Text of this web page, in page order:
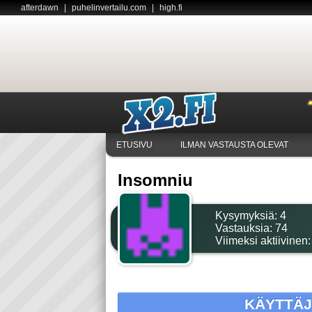
afterdawn puhelinvertailu.com high.fi
ETUSIVU ILMAN VASTAUSTA OLEVAT
Insomniu
Kysymyksiä: 4
Vastauksia: 74
Viimeksi aktiivinen: